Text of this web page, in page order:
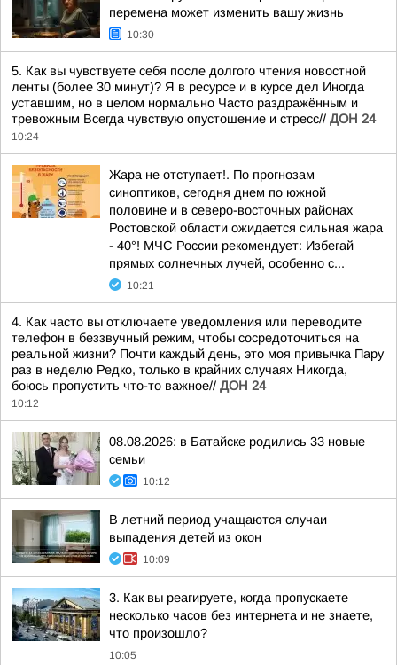
перемена может изменить вашу жизнь
10:30
5. Как вы чувствуете себя после долгого чтения новостной
ленты (более 30 минут)? Я в ресурсе и в курсе дел Иногда
уставшим, но в целом нормально Часто раздражённым и
тревожным Всегда чувствую опустошение и стресс// ДОН 24
10:24
Жара не отступает!. По прогнозам
синоптиков, сегодня днем по южной
половине и в северо-восточных районах
Ростовской области ожидается сильная жара
- 40°! МЧС России рекомендует: Избегай
прямых солнечных лучей, особенно с...
10:21
4. Как часто вы отключаете уведомления или переводите
телефон в беззвучный режим, чтобы сосредоточиться на
реальной жизни? Почти каждый день, это моя привычка Пару
раз в неделю Редко, только в крайних случаях Никогда,
боюсь пропустить что-то важное// ДОН 24
10:12
08.08.2026: в Батайске родились 33 новые
семьи
10:12
В летний период учащаются случаи
выпадения детей из окон
10:09
3. Как вы реагируете, когда пропускаете
несколько часов без интернета и не знаете,
что произошло?
10:05